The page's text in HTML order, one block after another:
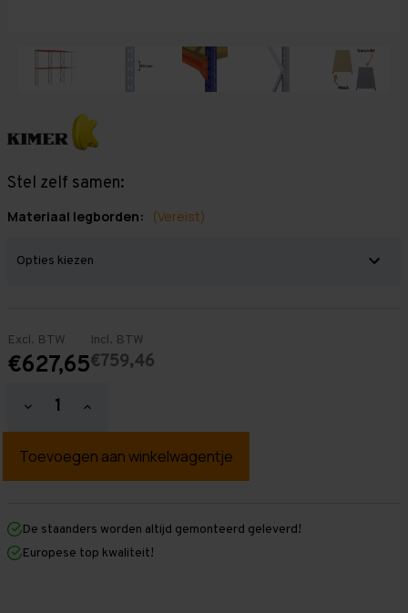
Stel zelf samen:
Materiaal legborden: (Vereist)
Excl. BTW
€627,65
Incl. BTW
€759,46
Hoeveelheid
verlagen
Grootvakstelling
mm
mm
x
600
Hoeveelheid
verhogen
Grootvakstelling
mm
mm
600
De staanders worden altijd gemonteerd geleverd!
Europese top kwaliteit!